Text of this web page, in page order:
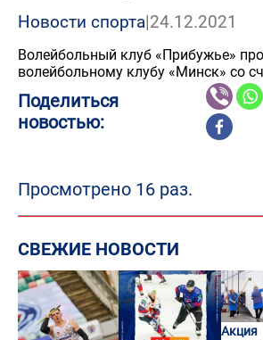
Новости спорта|24.12.2021
Волейбольный клуб «Прибужье»
волейбольному клубу «Минск» со
Поделиться
новостью:
Просмотрено 16 раз.
СВЕЖИЕ НОВОСТИ
Акция